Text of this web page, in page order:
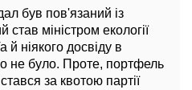
був пов'язаний із
став міністром екології
й ніякого досвіду в
не було. Проте, портфель
за квотою партії